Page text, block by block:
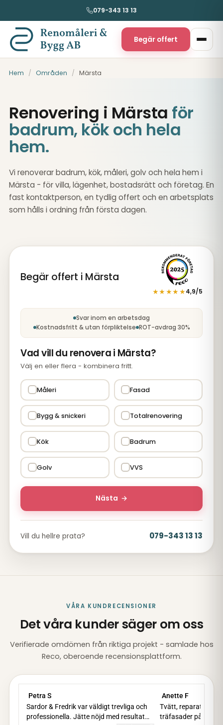
079-343 13 13
Begär offert
Hem / Områden / Märsta
Renovering i Märsta för
badrum, kök och hela
hem.
Vi renoverar badrum, kök, måleri, golv och hela hem i
Märsta - för villa, lägenhet, bostadsrätt och företag. En
fast kontaktperson, en tydlig offert och en arbetsplats
som hålls i ordning från första dagen.
Begär offert i Märsta
★★★★★4,9/5
Steg 1 av 5: TjänstSvar inom en arbetsdag
Kostnadsfritt & utan förpliktelse ROT-avdrag 30%
Vad vill du renovera i Märsta?
Välj en eller flera - kombinera fritt.
Måleri Fasad
Bygg & snickeri Totalrenovering
Kök Badrum
Golv VVS
Nästa →
Vill du hellre prata? 079-343 13 13
VÅRA KUNDRECENSIONER
Det våra kunder säger om oss
Verifierade omdömen från riktiga projekt - samlade hos
Reco, oberoende recensionsplattform.